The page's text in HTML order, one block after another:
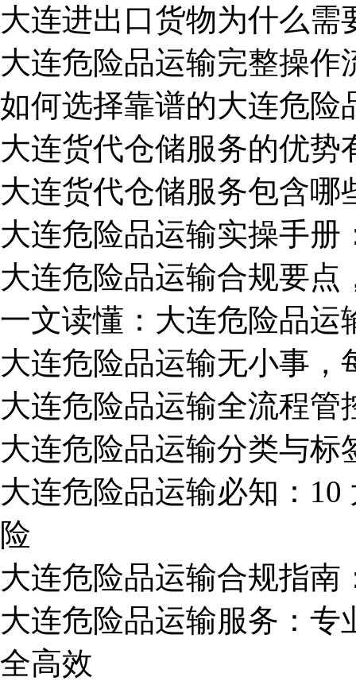
大连进出口货物为什么需
大连危险品运输完整操作
如何选择靠谱的大连危险
大连货代仓储服务的优势
大连货代仓储服务包含哪
大连危险品运输实操手
大连危险品运输合规要
一文读懂：大连危险品运
大连危险品运输无小事
大连危险品运输全流程
大连危险品运输分类与
大连危险品运输必知：
险
大连危险品运输合规指
大连危险品运输服务：
全高效